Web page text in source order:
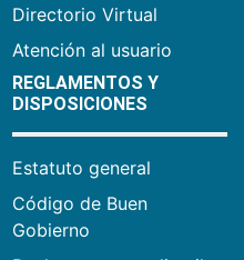
Directorio Virtual
Atención al usuario
REGLAMENTOS Y
DISPOSICIONES
Estatuto general
Código de Buen
Gobierno